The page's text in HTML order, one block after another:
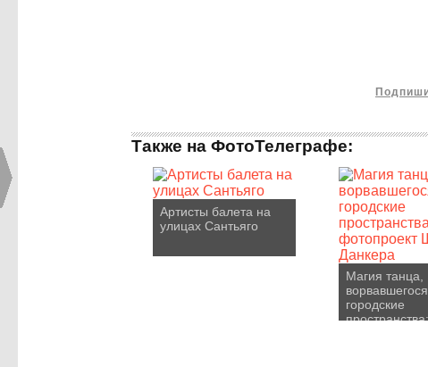
Также на ФотоТелеграфе:
Артисты балета на
улицах Сантьяго
Магия танца,
городские
пространства: